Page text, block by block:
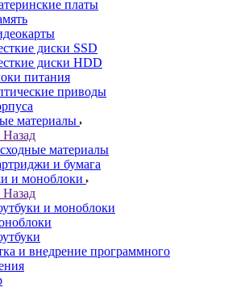
платы
диски SSD
диски HDD
питания
приводы
материалы
Назад
материалы
и бумага
и моноблоки
Назад
и моноблоки
и внедрение программного